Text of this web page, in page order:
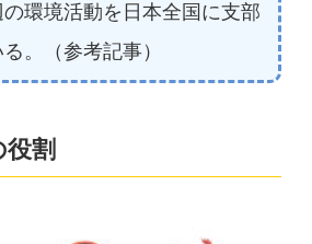
環境活動を日本全国に支部
。（参考記事）
割